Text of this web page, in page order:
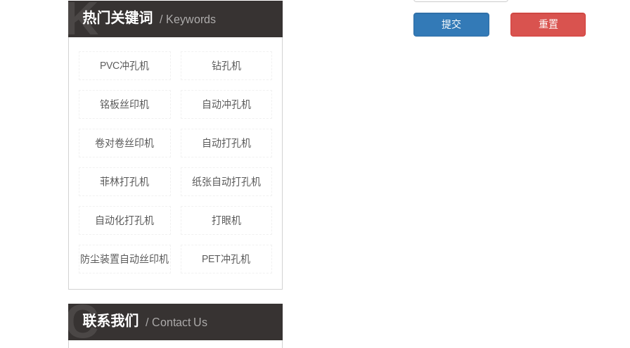
热门关键词 Keywords
K
PVC冲孔机 钻孔机
铭板丝印机 自动冲孔机
卷对卷丝印机 自动打孔机
菲林打孔机 纸张自动打孔机
自动化打孔机 打眼机
防尘装置自动丝印机 PET冲孔机
联系我们 Contact Us
C